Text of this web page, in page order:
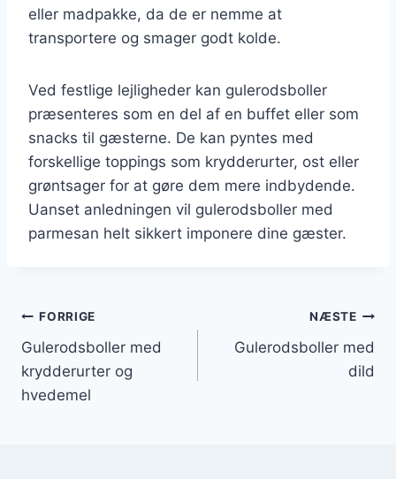
eller madpakke, da de er nemme at
transportere og smager godt kolde.
Ved festlige lejligheder kan gulerodsboller
præsenteres som en del af en buffet eller som
snacks til gæsterne. De kan pyntes med
forskellige toppings som krydderurter, ost eller
grøntsager for at gøre dem mere indbydende.
Uanset anledningen vil gulerodsboller med
parmesan helt sikkert imponere dine gæster.
Indlægsnavigation
FORRIGE
Gulerodsboller med
krydderurter og
hvedemel
NÆSTE
Gulerodsboller med
dild